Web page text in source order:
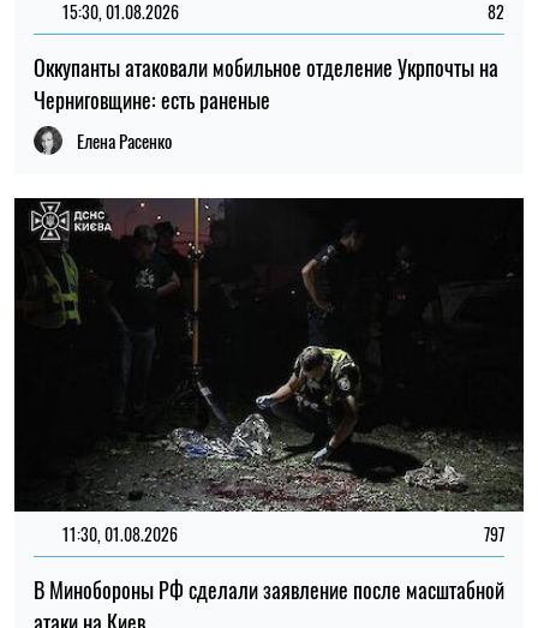
15:30, 01.08.2026 82
Оккупанты атаковали мобильное отделение Укрпочты на
Черниговщине: есть раненые
Елена Расенко
11:30, 01.08.2026 797
В Минобороны РФ сделали заявление после масштабной